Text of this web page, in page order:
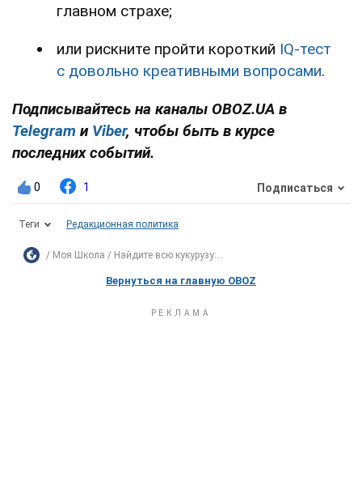
главном страхе;
или рискните пройти короткий IQ-тест
с довольно креативными вопросами.
Подписывайтесь на каналы OBOZ.UA в
Telegram и Viber, чтобы быть в курсе
последних событий.
0 1 Подписаться
Теги Редакционная политика
Моя Школа Найдите всю кукурузу:...
Вернуться на главную OBOZ